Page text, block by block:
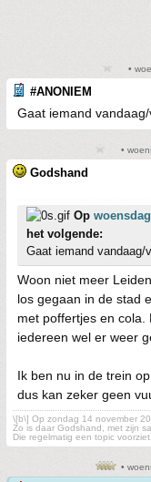
•
#ANONIEM
Gaat iemand
•
Godshand
Op
het volgende:
Gaat iemand
Woon niet meer
los gegaan in de stad
met poffertjes en
iedereen wel er weer
Ik ben nu in de trein
dus kan zeker geen
\[b\] Op zondag 14 november
Zo is daar Godshand, met zijn
Die regelmatig een topic
•